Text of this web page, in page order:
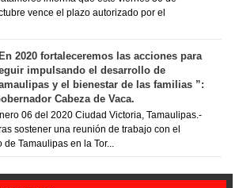
vence el plazo autorizado por el
2020 fortaleceremos las acciones para
impulsando el desarrollo de
y el bienestar de las familias ”:
Cabeza de Vaca.
06 del 2020 Ciudad Victoria, Tamaulipas.-
sostener una reunión de trabajo con el
Tamaulipas en la Tor...